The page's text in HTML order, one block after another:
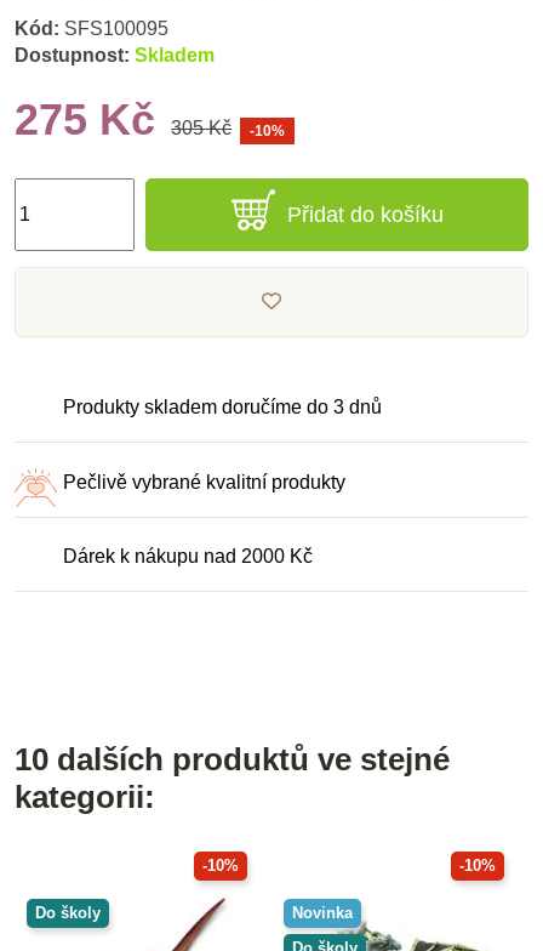
Kód: SFS100095
Dostupnost: Skladem
275 Kč 305 Kč -10%
Přidat do košíku
Produkty skladem doručíme do 3 dnů
Pečlivě vybrané kvalitní produkty
Dárek k nákupu nad 2000 Kč
10 dalších produktů ve stejné
kategorii:
-10%
Do školy
-10%
Novinka